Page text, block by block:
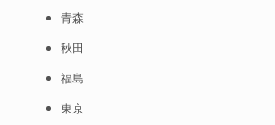
青森
秋田
福島
東京